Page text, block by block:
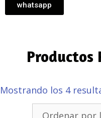
whatsapp
Productos
Mostrando los 4